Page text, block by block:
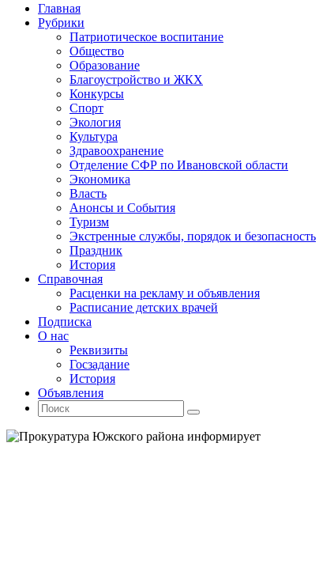
Промотать
содержимому
Главная
Рубрики
Патриотическое воспитание
Общество
Образование
Благоустройство и ЖКХ
Конкурсы
Спорт
Экология
Культура
Здравоохранение
Отделение СФР по Ивановской области
Экономика
Власть
Анонсы и События
Туризм
Экстренные службы, порядок и безопасность
Праздник
История
Справочная
Расценки на рекламу и объявления
Расписание детских врачей
Подписка
О нас
Реквизиты
Госзадание
История
Объявления
Поиск
Искать:
Поиск